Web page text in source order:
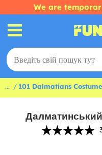
We are
... 101 Dalmatians